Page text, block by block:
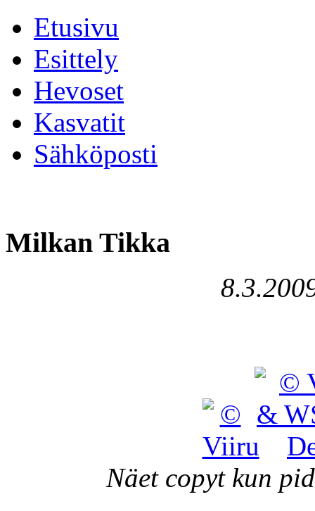
Etusivu
Esittely
Hevoset
Kasvatit
Sähköposti
Milkan Tikka
Näet copyt kun